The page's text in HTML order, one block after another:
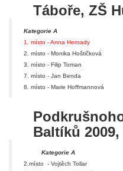
Táboře, ZŠ
Kategorie A
1. místo - Anna Hernady
2. místo - Monika Hoštičková
3. místo - Filip Toman
7. místo - Jan Benda
8. místo - Marie Hoffmannová
Baltíků
Kategorie A
2.místo - Vojtěch Tollar